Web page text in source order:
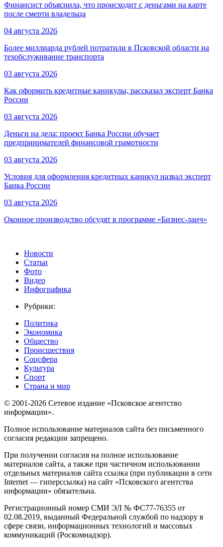
Финансист объяснила, что происходит с деньгами на карте
после смерти владельца
04 августа 2026
Более миллиарда рублей потратили в Псковской области на
техобслуживание транспорта
03 августа 2026
Как оформить кредитные каникулы, рассказал эксперт Банка
России
03 августа 2026
Деньги на дела: проект Банка России обучает
предпринимателей финансовой грамотности
03 августа 2026
Условия для оформления кредитных каникул назвал эксперт
Банка России
03 августа 2026
Оконное производство обсудят в программе «Бизнес-ланч»
Новости
Статьи
Фото
Видео
Инфографика
Рубрики:
Политика
Экономика
Общество
Происшествия
Соцсфера
Культура
Спорт
Страна и мир
© 2001-2026 Сетевое издание «Псковское агентство
информации».
Полное использование материалов сайта без письменного
согласия редакции запрещено.
При получении согласия на полное использование
материалов сайта, а также при частичном использовании
отдельных материалов сайта ссылка (при публикации в сети
Internet — гиперссылка) на сайт «Псковского агентства
информации» обязательна.
Регистрационный номер СМИ ЭЛ № ФС77-76355 от
02.08.2019, выданный Федеральной службой по надзору в
сфере связи, информационных технологий и массовых
коммуникаций (Роскомнадзор).